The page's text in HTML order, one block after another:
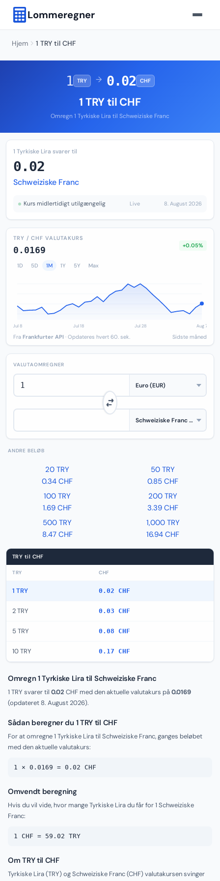
Lommeregner
Hjem 1 TRY til CHF
1 TRY → 0.02 CHF
1 TRY til CHF
Omregn 1 Tyrkiske Lira til Schweiziske Franc
1 Tyrkiske Lira svarer til
0.02
Schweiziske Franc
Kurs midlertidigt utilgængelig Live 8. August 2026
TRY / CHF VALUTAKURS
0.0169 +0.05%
1D 5D 1M 1Y 5Y Max
Fra Frankfurter API · Opdateres hvert 60. sek. Sidste måned
VALUTAOMREGNER
ANDRE BELØB
20 TRY
0.34 CHF
50 TRY
0.85 CHF
100 TRY
1.69 CHF
200 TRY
3.39 CHF
500 TRY
8.47 CHF
1,000 TRY
16.94 CHF
TRY til CHF
TRY CHF
1 TRY 0.02 CHF
2 TRY 0.03 CHF
5 TRY 0.08 CHF
10 TRY 0.17 CHF
Omregn 1 Tyrkiske Lira til Schweiziske Franc
1 TRY svarer til 0.02 CHF med den aktuelle valutakurs på0.0169
(opdateret 8. August 2026).
Sådan beregner du 1 TRY til CHF
For at omregne 1 Tyrkiske Lira til Schweiziske Franc, ganges beløbet
med den aktuelle valutakurs:
1 × 0.0169 = 0.02 CHF
Omvendt beregning
Hvis du vil vide, hvor mange Tyrkiske Lira du får for 1 Schweiziske
Franc:
1 CHF = 59.02 TRY
Om TRY til CHF
Tyrkiske Lira (TRY) og Schweiziske Franc (CHF) valutakursen svinger